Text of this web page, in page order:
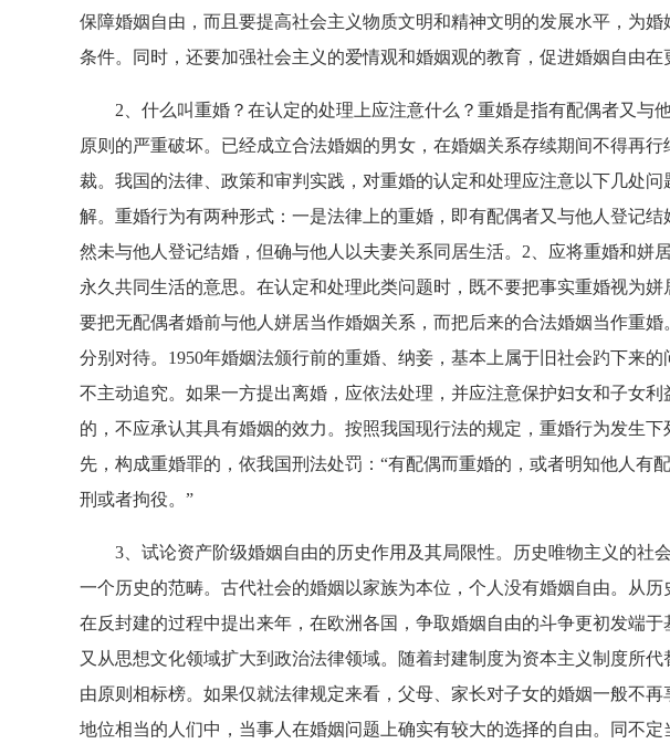
保障婚姻自由，而且要提高社会主义物质文明和精神文明的发展水平，为
条件。同时，还要加强社会主义的爱情观和婚姻观的教育，促进婚姻自由在
2、什么叫重婚？在认定的处理上应注意什么？重婚是指有配偶者又与
原则的严重破坏。已经成立合法婚姻的男女，在婚姻关系存续期间不得再
裁。我国的法律、政策和审判实践，对重婚的认定和处理应注意以下几处
解。重婚行为有两种形式：一是法律上的重婚，即有配偶者又与他人登记
然未与他人登记结婚，但确与他人以夫妻关系同居生活。2、应将重婚和姘
永久共同生活的意思。在认定和处理此类问题时，既不要把事实重婚视为
要把无配偶者婚前与他人姘居当作婚姻关系，而把后来的合法婚姻当作重婚
分别对待。1950年婚姻法颁行前的重婚、纳妾，基本上属于旧社会趵下来
不主动追究。如果一方提出离婚，应依法处理，并应注意保护妇女和子女
的，不应承认其具有婚姻的效力。按照我国现行法的规定，重婚行为发生
先，构成重婚罪的，依我国刑法处罚：“有配偶而重婚的，或者明知他人有
刑或者拘役。”
3、试论资产阶级婚姻自由的历史作用及其局限性。历史唯物主义的社
一个历史的范畴。古代社会的婚姻以家族为本位，个人没有婚姻自由。从
在反封建的过程中提出来年，在欧洲各国，争取婚姻自由的斗争更初发端
又从思想文化领域扩大到政治法律领域。随着封建制度为资本主义制度所
由原则相标榜。如果仅就法律规定来看，父母、家长对子女的婚姻一般不
地位相当的人们中，当事人在婚姻问题上确实有较大的选择的自由。同不